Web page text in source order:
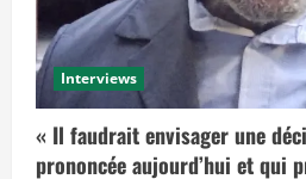
Interviews
« Il faudrait envisager une
prononcée aujourd’hui et qui